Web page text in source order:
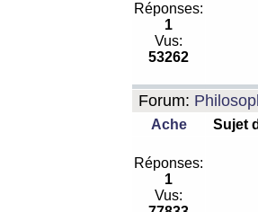
Réponses:
1
Vus:
53262
Forum:
Ache Sujet
Réponses:
1
Vus: